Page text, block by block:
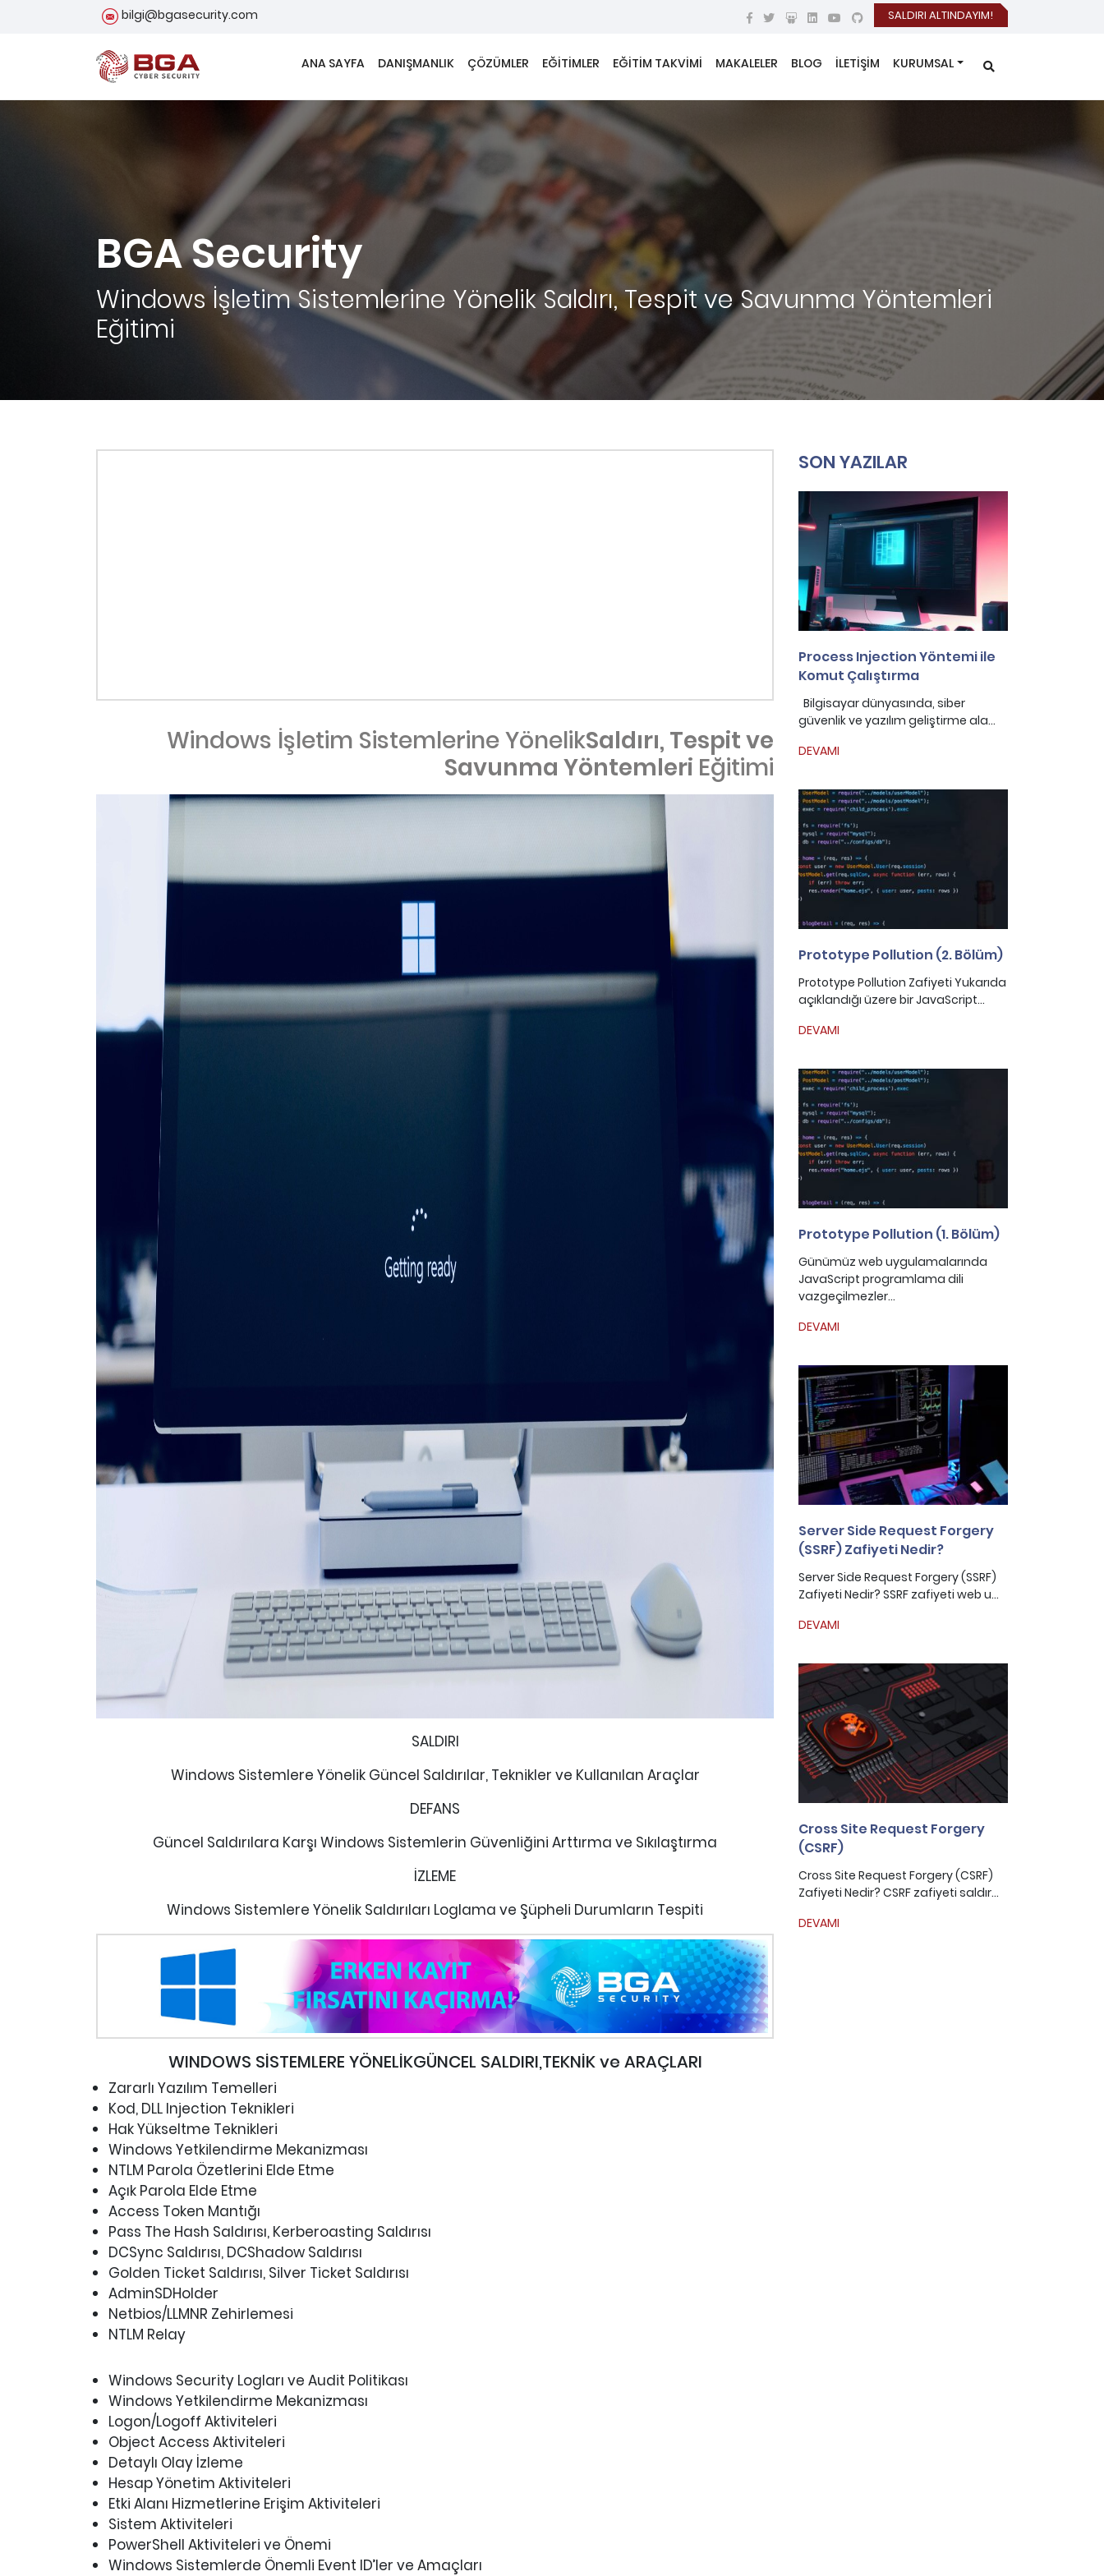
bilgi@bgasecurity.com SALDIRI ALTINDAYIM!
ANA SAYFA DANIŞMANLIK ÇÖZÜMLER EĞİTİMLER EĞİTİM TAKVİMİ MAKALELER BLOG İLETİŞİM KURUMSAL
BGA Security
Windows İşletim Sistemlerine Yönelik Saldırı, Tespit ve Savunma Yöntemleri
Eğitimi
Windows İşletim Sistemlerine YönelikSaldırı, Tespit ve
Savunma Yöntemleri Eğitimi
SALDIRI
Windows Sistemlere Yönelik Güncel Saldırılar, Teknikler ve Kullanılan Araçlar
DEFANS
Güncel Saldırılara Karşı Windows Sistemlerin Güvenliğini Arttırma ve Sıkılaştırma
İZLEME
Windows Sistemlere Yönelik Saldırıları Loglama ve Şüpheli Durumların Tespiti
WINDOWS SİSTEMLERE YÖNELİKGÜNCEL SALDIRI,TEKNİK ve ARAÇLARI
Zararlı Yazılım Temelleri
Kod, DLL Injection Teknikleri
Hak Yükseltme Teknikleri
Windows Yetkilendirme Mekanizması
NTLM Parola Özetlerini Elde Etme
Açık Parola Elde Etme
Access Token Mantığı
Pass The Hash Saldırısı, Kerberoasting Saldırısı
DCSync Saldırısı, DCShadow Saldırısı
Golden Ticket Saldırısı, Silver Ticket Saldırısı
AdminSDHolder
Netbios/LLMNR Zehirlemesi
NTLM Relay
Windows Security Logları ve Audit Politikası
Windows Yetkilendirme Mekanizması
Logon/Logoff Aktiviteleri
Object Access Aktiviteleri
Detaylı Olay İzleme
Hesap Yönetim Aktiviteleri
Etki Alanı Hizmetlerine Erişim Aktiviteleri
Sistem Aktiviteleri
PowerShell Aktiviteleri ve Önemi
Windows Sistemlerde Önemli Event ID’ler ve Amaçları
SON YAZILAR
Process Injection Yöntemi ile
Komut Çalıştırma
Bilgisayar dünyasında, siber
güvenlik ve yazılım geliştirme ala...
DEVAMI
Prototype Pollution (2. Bölüm)
Prototype Pollution Zafiyeti Yukarıda
açıklandığı üzere bir JavaScript...
DEVAMI
Prototype Pollution (1. Bölüm)
Günümüz web uygulamalarında
JavaScript programlama dili
vazgeçilmezler...
DEVAMI
Server Side Request Forgery
(SSRF) Zafiyeti Nedir?
Server Side Request Forgery (SSRF)
Zafiyeti Nedir? SSRF zafiyeti web u...
DEVAMI
Cross Site Request Forgery
(CSRF)
Cross Site Request Forgery (CSRF)
Zafiyeti Nedir? CSRF zafiyeti saldır...
DEVAMI